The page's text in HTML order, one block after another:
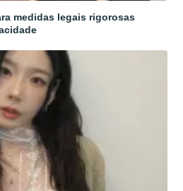
medidas legais rigorosas